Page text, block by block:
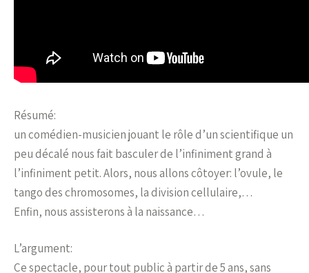
Résumé:
un comédien-musicien jouant le rôle d’un scientifique un
peu décalé nous fait basculer de l’infiniment grand à
l’infiniment petit. Alors, nous allons côtoyer: l’ovule, le
tango des chromosomes, la division cellulaire,…
Enfin, nous assisterons à la naissance…
L’argument:
Ce spectacle, pour tout public à partir de 5 ans, sans